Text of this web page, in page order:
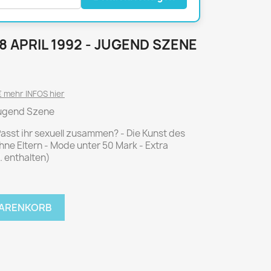
P.M. Biografie
PM Magazin
Breakout
Graceland
JUICE
Metal Hammer
Für Sie
APRIL 1992 - JUGEND SZENE
INFOS hier
Szene
ihr sexuell zusammen? - Die Kunst des
Eltern - Mode unter 50 Mark - Extra
enthalten)